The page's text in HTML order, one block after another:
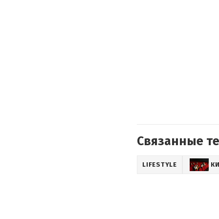
Связанные
LIFESTYLE